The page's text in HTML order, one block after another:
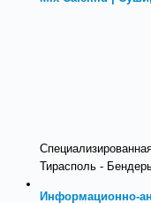
Тирасполь -
Информационно-